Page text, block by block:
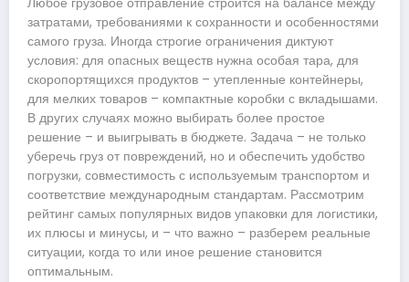
Любое грузовое отправление строится на балансе между
затратами, требованиями к сохранности и особенностями
самого груза. Иногда строгие ограничения диктуют
условия: для опасных веществ нужна особая тара, для
скоропортящихся продуктов – утепленные контейнеры,
для мелких товаров – компактные коробки с вкладышами.
В других случаях можно выбирать более простое
решение – и выигрывать в бюджете. Задача – не только
уберечь груз от повреждений, но и обеспечить удобство
погрузки, совместимость с используемым транспортом и
соответствие международным стандартам. Рассмотрим
рейтинг самых популярных видов упаковки для логистики,
их плюсы и минусы, и – что важно – разберем реальные
ситуации, когда то или иное решение становится
оптимальным.